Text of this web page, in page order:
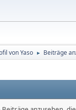
von Yaso ► Beiträge